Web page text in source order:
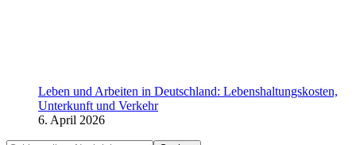
Leben und Arbeiten in Deutschland: Lebenshaltungskosten,
Unterkunft und Verkehr
6. April 2026